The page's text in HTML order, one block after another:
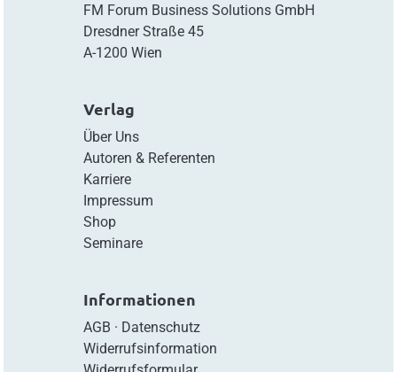
FM Forum Business Solutions GmbH
Dresdner Straße 45
A-1200 Wien
Verlag
Über Uns
Autoren & Referenten
Karriere
Impressum
Shop
Seminare
Informationen
AGB · Datenschutz
Widerrufsinformation